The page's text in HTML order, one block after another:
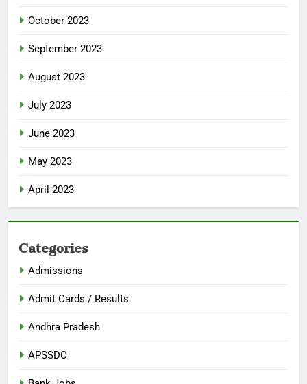
October 2023
September 2023
August 2023
July 2023
June 2023
May 2023
April 2023
Categories
Admissions
Admit Cards / Results
Andhra Pradesh
APSSDC